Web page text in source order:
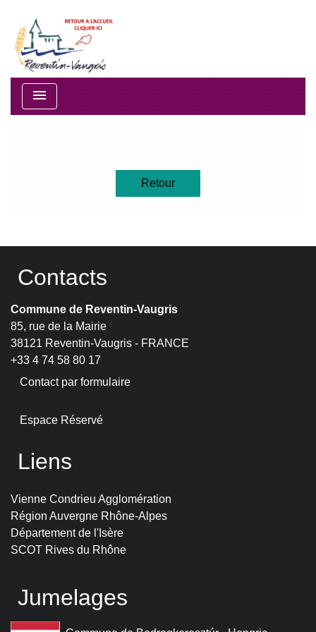
menu
Retour
Contacts
Commune de Reventin-Vaugris
85, rue de la Mairie
38121 Reventin-Vaugris - FRANCE
+33 4 74 58 80 17
Contact par formulaire
Espace Réservé
Liens
Vienne Condrieu Agglomération
Région Auvergne Rhône-Alpes
Département de l'Isère
SCOT Rives du Rhône
Jumelages